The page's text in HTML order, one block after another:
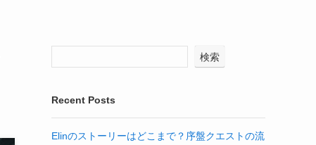
検索
Recent Posts
Elinのストーリーはどこまで？序盤クエストの流